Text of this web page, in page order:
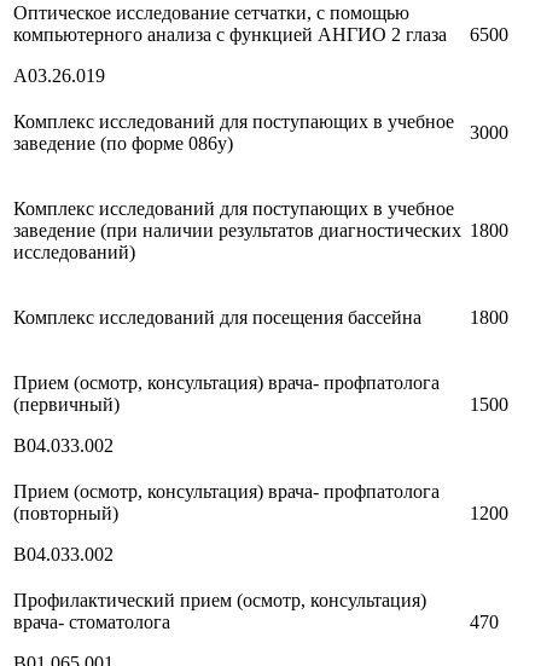
Оптическое исследование сетчатки, с помощью
компьютерного анализа с функцией АНГИО 2 глаза
А03.26.019
6500
Комплекс исследований для поступающих в учебное
заведение (по форме 086у)
3000
Комплекс исследований для поступающих в учебное
заведение (при наличии результатов диагностических
исследований)
1800
Комплекс исследований для посещения бассейна 1800
Прием (осмотр, консультация) врача- профпатолога
(первичный)
B04.033.002
1500
Прием (осмотр, консультация) врача- профпатолога
(повторный)
B04.033.002
1200
Профилактический прием (осмотр, консультация)
врача- стоматолога
470